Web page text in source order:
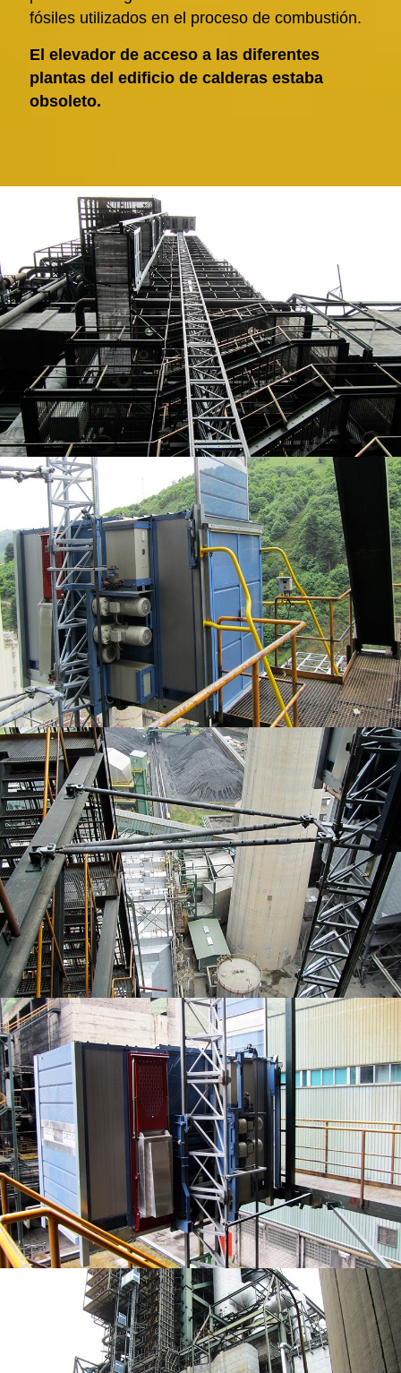
fósiles utilizados en el proceso de combustión.
El elevador de acceso a las diferentes
plantas del edificio de calderas estaba
obsoleto.